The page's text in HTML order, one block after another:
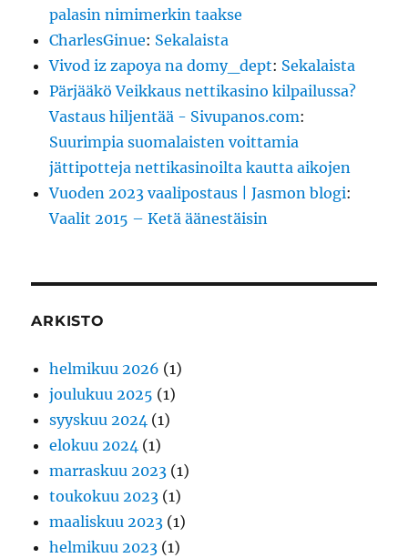
palasin nimimerkin taakse
CharlesGinue: Sekalaista
Vivod iz zapoya na domy_dept: Sekalaista
Pärjääkö Veikkaus nettikasino kilpailussa?
Vastaus hiljentää - Sivupanos.com:
Suurimpia suomalaisten voittamia
jättipotteja nettikasinoilta kautta aikojen
Vuoden 2023 vaalipostaus | Jasmon blogi:
Vaalit 2015 – Ketä äänestäisin
ARKISTO
helmikuu 2026 (1)
joulukuu 2025 (1)
syyskuu 2024 (1)
elokuu 2024 (1)
marraskuu 2023 (1)
toukokuu 2023 (1)
maaliskuu 2023 (1)
helmikuu 2023 (1)